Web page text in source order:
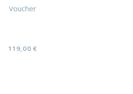
Voucher
119,00 €